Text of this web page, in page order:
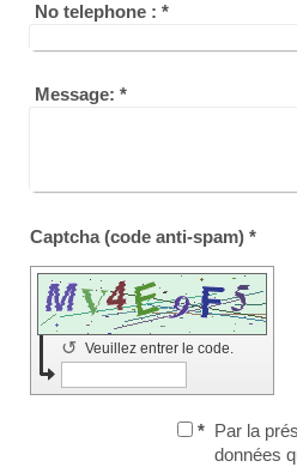
No telephone : *
Message: *
Captcha (code anti-spam) *
Veuillez entrer le code.
↺
* Par la
données